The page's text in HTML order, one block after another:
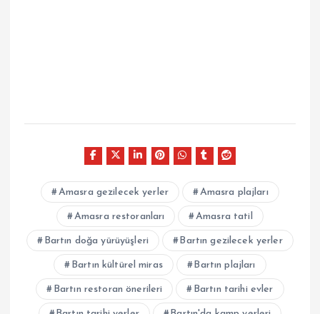
Amasra gezilecek yerler Amasra plajları
Amasra restoranları Amasra tatil
Bartın doğa yürüyüşleri Bartın gezilecek yerler
Bartın kültürel miras Bartın plajları
Bartın restoran önerileri Bartın tarihi evler